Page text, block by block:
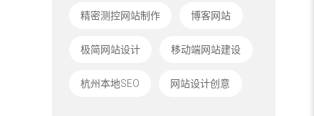
精密测控网站制作 博客网站
极简网站设计 移动端网站建设
杭州本地SEO 网站设计创意